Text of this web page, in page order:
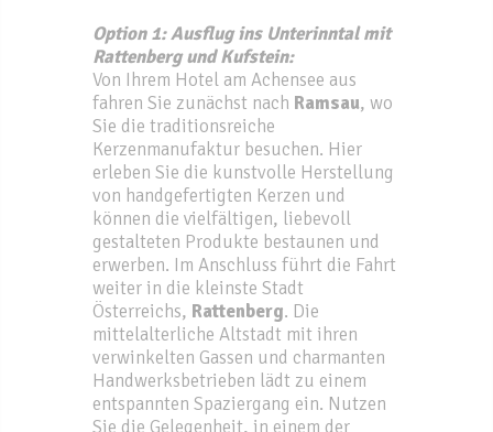
Option 1: Ausflug ins Unterinntal mit
Rattenberg und Kufstein:
Von Ihrem Hotel am Achensee aus
fahren Sie zunächst nach Ramsau, wo
Sie die traditionsreiche
Kerzenmanufaktur besuchen. Hier
erleben Sie die kunstvolle Herstellung
von handgefertigten Kerzen und
können die vielfältigen, liebevoll
gestalteten Produkte bestaunen und
erwerben. Im Anschluss führt die Fahrt
weiter in die kleinste Stadt
Österreichs, Rattenberg. Die
mittelalterliche Altstadt mit ihren
verwinkelten Gassen und charmanten
Handwerksbetrieben lädt zu einem
entspannten Spaziergang ein. Nutzen
Sie die Gelegenheit, in einem der